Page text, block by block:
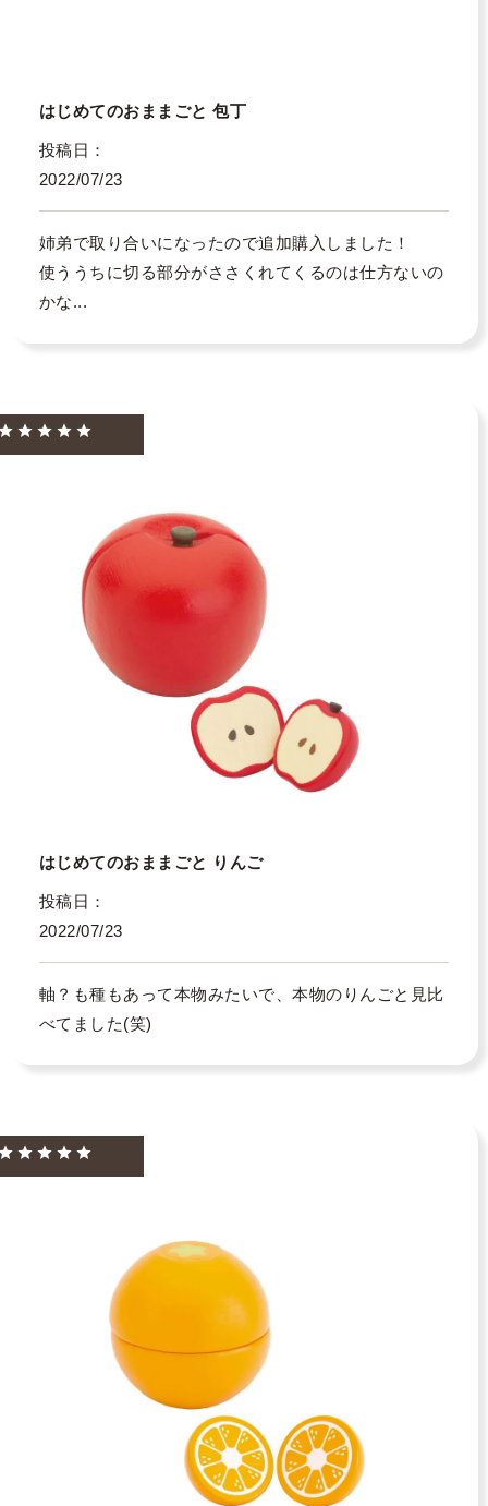
はじめてのおままごと 包丁
投稿日
2022/07/23
姉弟で取り合いになったので追加購入しました！
使ううちに切る部分がささくれてくるのは仕方ないの
かな...
はじめてのおままごと りんご
投稿日
2022/07/23
軸？も種もあって本物みたいで、本物のりんごと見比
べてました(笑)